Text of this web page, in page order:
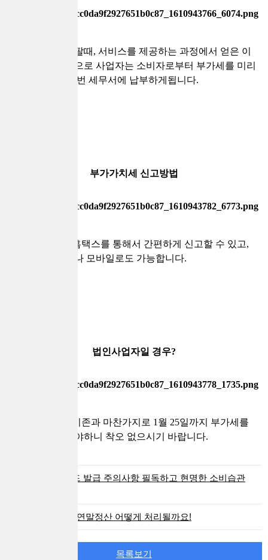
상품을 사거나 팔때, 서비스를 제공하는 과정에서 얻은 이
익에 대한 세금으로 사업자는 소비자로부터 부가세를 미리
받은 후 1년에 2번 세무서에 납부하게됩니다.
부가가치세 신고방법
부가가치세는 홈택스를 통해서 간편하게 신고할 수 있고,
이 밖에도 ARS나 모바일로도 가능합니다.
법인사업자일 경우?
법인사업자는 기존과 마찬가지로 1월 25일까지 부가세를
신고 및 납부해야하니 착오 없으시기 바랍니다.
신용카드 발급 주의사항 필독하고 현명한 소비습관
퇴사 후 연말정산 어떻게 처리될까요!
목록보기